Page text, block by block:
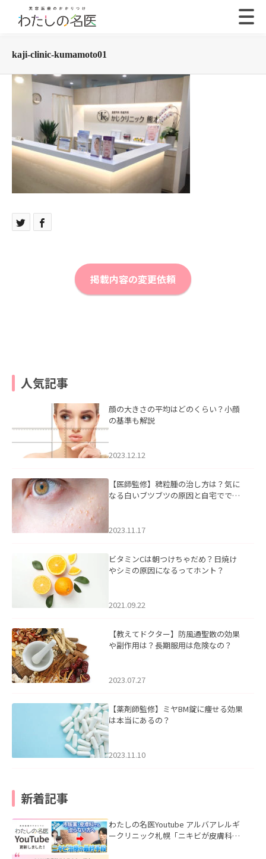
kaji-clinic-kumamoto01
掲載内容の変更依頼
人気記事
顔の大きさの平均はどのくらい？小顔
の基準も解説
2023.12.12
【医師監修】稗粒腫の治し方は？気に
なる白いブツブツの原因と自宅ででき
2023.11.17
ビタミンCは朝つけちゃだめ？日焼け
やシミの原因になるってホント？
2021.09.22
【教えてドクター】防風通聖散の効果
や副作用は？長期服用は危険なの？
2023.07.27
【薬剤師監修】ミヤBM錠に痩せる効果
は本当にあるの？
2023.11.10
新着記事
わたしの名医Youtube アルバアレルギ
ークリニック札幌「ニキビが皮膚科で